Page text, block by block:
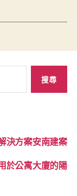
決方案安南建案
於公寓大廈的陽